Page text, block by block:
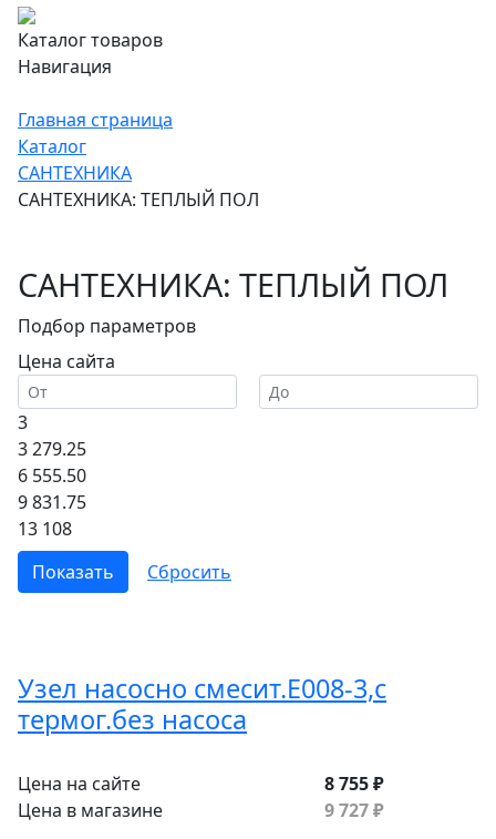
Каталог товаров
Навигация
Главная страница
Каталог
САНТЕХНИКА
САНТЕХНИКА: ТЕПЛЫЙ ПОЛ
САНТЕХНИКА: ТЕПЛЫЙ ПОЛ
Подбор параметров
Цена сайта
3
3 279.25
6 555.50
9 831.75
13 108
Узел насосно смесит.Е008-3,с
термог.без насоса
Цена на сайте
8 755 ₽
Цена в магазине
9 727 ₽